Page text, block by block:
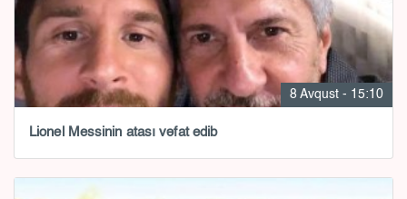
8 Avqust - 15:10
Lionel Messinin atası vəfat edib